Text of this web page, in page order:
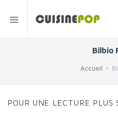
Bilbio
Accueil
POUR UNE LECTURE PLUS